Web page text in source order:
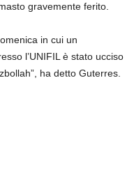
gravemente ferito.
in cui un
l’UNIFIL è stato ucciso
ha detto Guterres.